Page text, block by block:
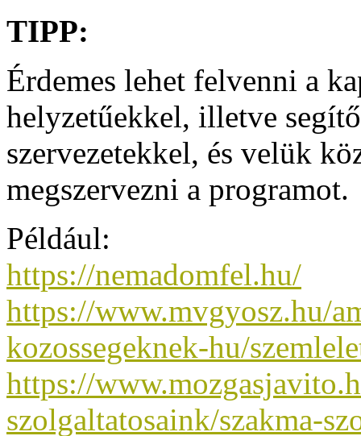
TIPP:
Érdemes lehet felvenni a
helyzetűekkel, illetve
szervezetekkel, és velük
megszervezni a programot.
Például:
https://nemadomfel.hu/
https://www.mvgyosz.hu/
kozossegeknek-hu/
https://
szolgaltatosaink/szakma-